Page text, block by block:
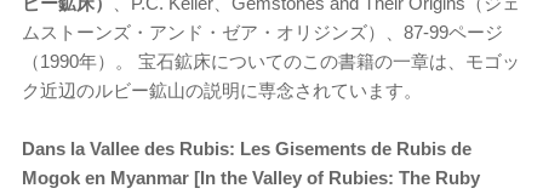
ムストーンズ・アンド・ゼア・オリジンズ）、87-99ページ
（1990年）。 宝石鉱床についてのこの書籍の一章は、モゴッ
ク近辺のルビー鉱山の説明に専念されています。
Dans la Vallee des Rubis: Les Gisements de Rubis de
Mogok en Myanmar [In the Valley of Rubies: The Ruby